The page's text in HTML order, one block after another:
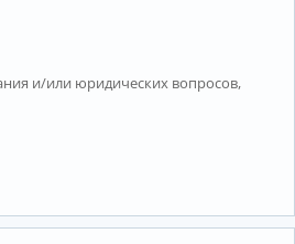
и/или юридических вопросов,